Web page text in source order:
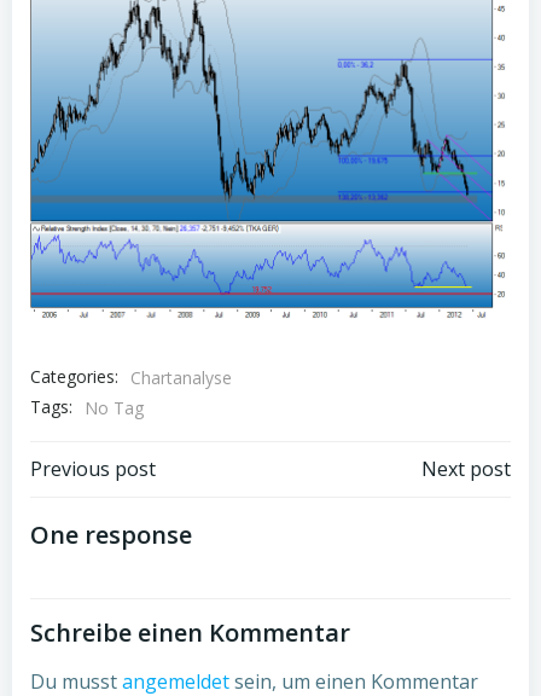
Categories:
Chartanalyse
Tags:
No Tag
Post
navigation
Previous post Next post
One response
Schreibe einen Kommentar
Du musstangemeldetsein, um einen Kommentar